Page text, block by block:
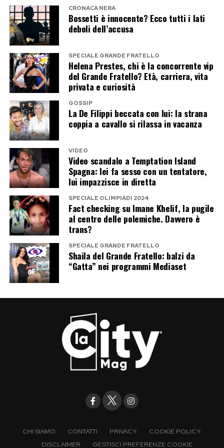
risultano esserci elementi concreti che facciano
pensare a una crisi.
La loro storia continua lontano dallo studio di
Maria De Filippi e, almeno per ora, anche
lontano dai drammi che il pubblico aveva già
cominciato a immaginare.
Ai fan più ansiosi non resta che attendere la
Sicilia. Se arriveranno foto insieme tra mare,
tramonti e aperitivi, il caso potrà considerarsi
definitivamente archiviato. Almeno fino al
prossimo silenzio social.
Post Views: 89
CRONACA NERA
Bossetti è innocente? Ecco tutti i lati
deboli dell’accusa
SPECIALE GRANDE FRATELLO
Helena Prestes, chi è la concorrente vip
del Grande Fratello? Età, carriera, vita
privata e curiosità
GOSSIP
La De Filippi beccata con lui: la strana
coppia a cavallo si rilassa in vacanza
VIDEO
Video scandalo a Temptation Island
Spagna: lei fa sesso con un tentatore,
lui impazzisce in diretta
SPECIALE OLIMPIADI 2024
Fact checking su Imane Khelif, la pugile
al centro delle polemiche. Davvero è
trans?
SPECIALE GRANDE FRATELLO
Shaila del Grande Fratello: balzi da
“Gatta” nei programmi Mediaset
CHI SIAMO CONTATTI PRIVACY
COOKIE POLICY
DISCLAIMER
GESTISCI PREFERENZE COOKIE